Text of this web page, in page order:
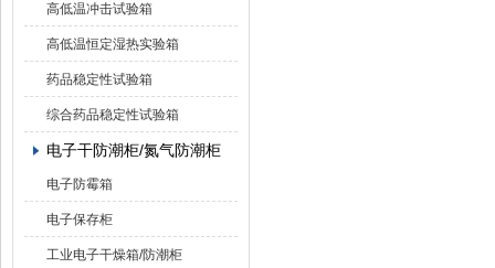
高低温冲击试验箱
高低温恒定湿热实验箱
药品稳定性试验箱
综合药品稳定性试验箱
电子干防潮柜/氮气防潮柜
电子防霉箱
电子保存柜
工业电子干燥箱/防潮柜